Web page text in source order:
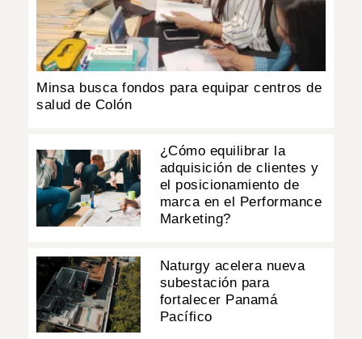
Minsa busca fondos para equipar centros de
salud de Colón
¿Cómo equilibrar la
adquisición de clientes y
el posicionamiento de
marca en el Performance
Marketing?
Naturgy acelera nueva
subestación para
fortalecer Panamá
Pacífico